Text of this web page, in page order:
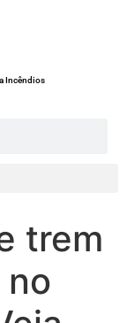
Incêndios
trem